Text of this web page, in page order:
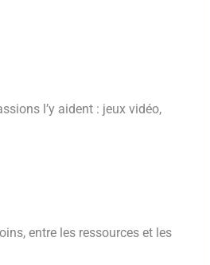
l’y aident : jeux vidéo,
entre les ressources et les